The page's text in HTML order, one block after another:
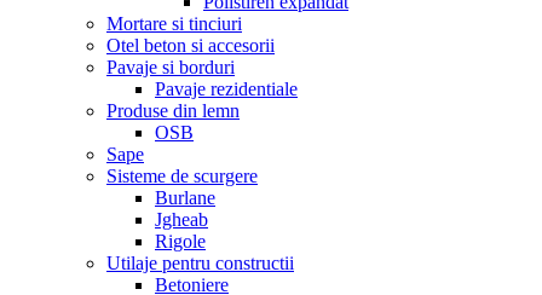
Mortare si tinciuri
Otel beton si accesorii
Pavaje si borduri
Pavaje rezidentiale
Produse din lemn
OSB
Sape
Sisteme de scurgere
Burlane
Jgheab
Rigole
Utilaje pentru constructii
Betoniere